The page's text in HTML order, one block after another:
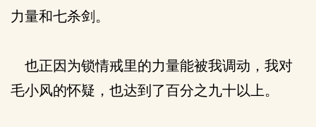
力量和七杀剑。
也正因为锁情戒里的力量能被我调动，我对
毛小风的怀疑，也达到了百分之九十以上。